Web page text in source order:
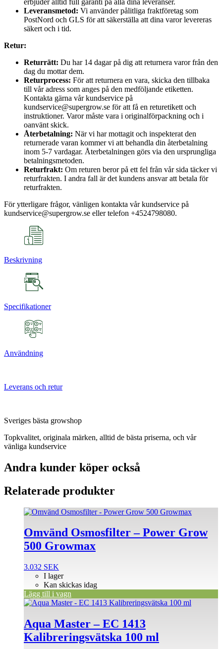
Leveransmetod: Vi använder pålitliga fraktföretag som
PostNord och GLS för att säkerställa att dina varor levereras
säkert och i tid.
Retur:
Returrätt: Du har 14 dagar på dig att returnera varor från den
dag du mottar dem.
Returprocess: För att returnera en vara, skicka den tillbaka
till vår adress som anges på den medföljande etiketten.
Kontakta gärna vår kundservice på
kundservice@supergrow.se för att få en returetikett och
instruktioner. Varor måste vara i originalförpackning och i
oanvänt skick.
Återbetalning: När vi har mottagit och inspekterat den
returnerade varan kommer vi att behandla din återbetalning
inom 5-7 vardagar. Återbetalningen görs via den ursprungliga
betalningsmetoden.
Returfrakt: Om returen beror på ett fel från vår sida täcker vi
returfrakten. I andra fall är det kundens ansvar att betala för
returfrakten.
För ytterligare frågor, vänligen kontakta vår kundservice på
kundservice@supergrow.se eller telefon +4524798080.
Beskrivning
Specifikationer
Användning
Leverans och retur
Sveriges bästa growshop
Topkvalitet, originala märken, alltid de bästa priserna, och vår
vänliga kundservice
Andra kunder köper också
Relaterade produkter
Omvänd Osmosfilter – Power Grow
500 Growmax
3.032 SEK
I lager
Kan skickas idag
Lägg till i vagn
Aqua Master – EC 1413
Kalibreringsvätska 100 ml